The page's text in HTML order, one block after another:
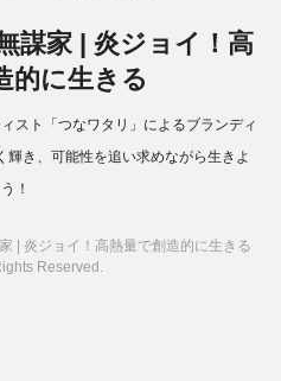
謀家 | 炎ジョイ！高
的に生きる
スト「つなワタリ」によるブランディ
き、可能性を追い求めながら生きよ
う！
| 炎ジョイ！高熱量で創造的に生きる
Reserved.